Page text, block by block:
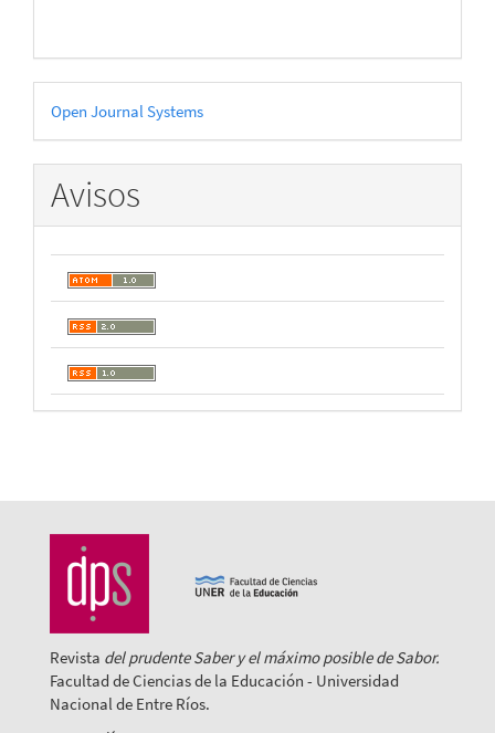
Desarrollado
por
Open Journal Systems
Avisos
Revista del prudente Saber y el máximo posible de Sabor.
Facultad de Ciencias de la Educación - Universidad
Nacional de Entre Ríos.